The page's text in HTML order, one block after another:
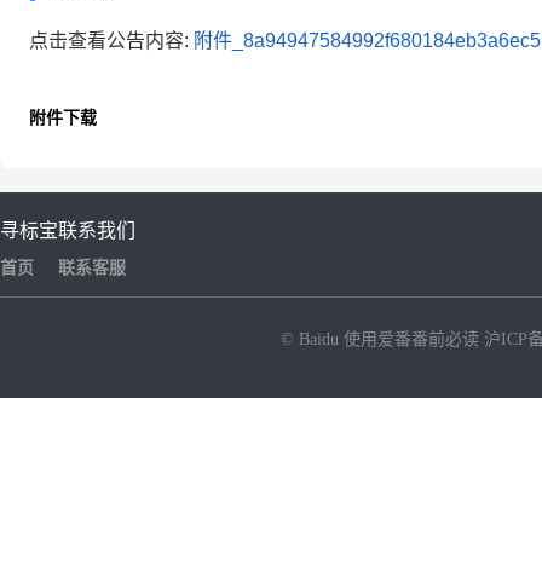
点击查看公告内容: 附件
附件下载
寻标宝
首页
联系我们
联系客服
© Baidu 使用爱番番前必读 沪ICP